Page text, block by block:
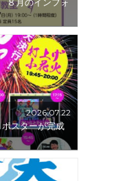
８月のインフォ
2026.07.22
ポスターが完成